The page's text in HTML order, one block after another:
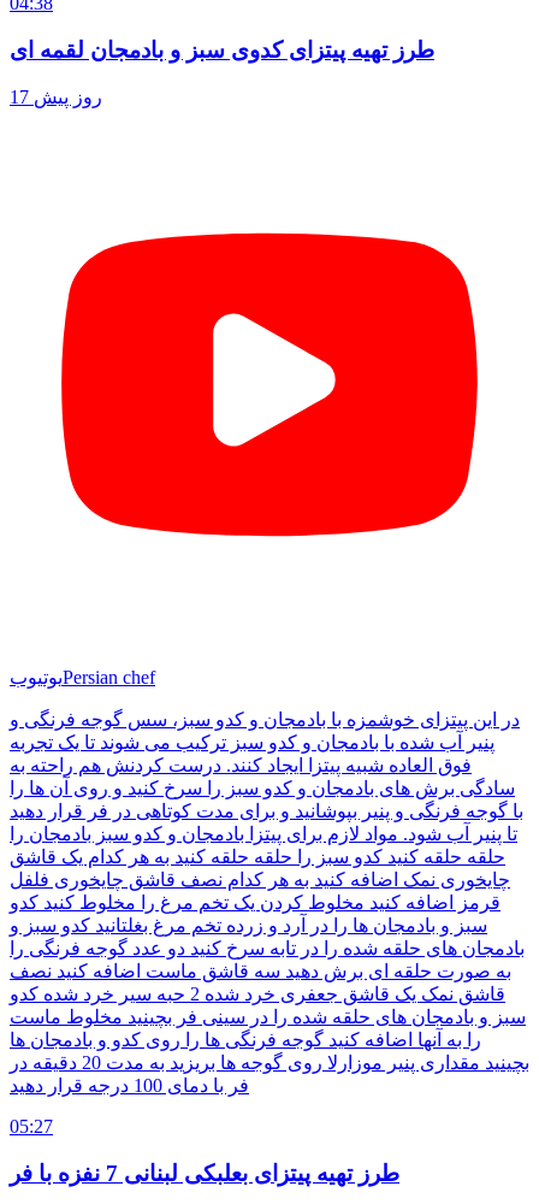
طرز تهیه پیتزای کدوی سبز و بادمجان لقمه ای
17 روز پیش
یوتیوبPersian chef
در این پیتزای خوشمزه با بادمجان و کدو سبز، سس گوجه فرنگی و
پنیر آب شده با بادمجان و کدو سبز ترکیب می شوند تا یک تجربه
فوق العاده شبیه پیتزا ایجاد کنند. درست کردنش هم راحته به
سادگی برش های بادمجان و کدو سبز را سرخ کنید و روی آن ها را
با گوجه فرنگی و پنیر بپوشانید و برای مدت کوتاهی در فر قرار دهید
تا پنیر آب شود. مواد لازم برای پیتزا بادمجان و کدو سبز بادمجان را
حلقه حلقه کنید کدو سبز را حلقه حلقه کنید به هر کدام یک قاشق
چایخوری نمک اضافه کنید به هر کدام نصف قاشق چایخوری فلفل
قرمز اضافه کنید مخلوط کردن یک تخم مرغ را مخلوط کنید کدو
سبز و بادمجان ها را در آرد و زرده تخم مرغ بغلتانید کدو سبز و
بادمجان های حلقه شده را در تابه سرخ کنید دو عدد گوجه فرنگی را
به صورت حلقه ای برش دهید سه قاشق ماست اضافه کنید نصف
قاشق نمک یک قاشق جعفری خرد شده 2 حبه سیر خرد شده کدو
سبز و بادمجان های حلقه شده را در سینی فر بچینید مخلوط ماست
را به آنها اضافه کنید گوجه فرنگی ها را روی کدو و بادمجان ها
بچینید مقداری پنیر موزارلا روی گوجه ها بریزید به مدت 20 دقیقه در
فر با دمای 100 درجه قرار دهید
05:27
طرز تهیه پیتزای بعلبکی لبنانی 7 نفزه با فر